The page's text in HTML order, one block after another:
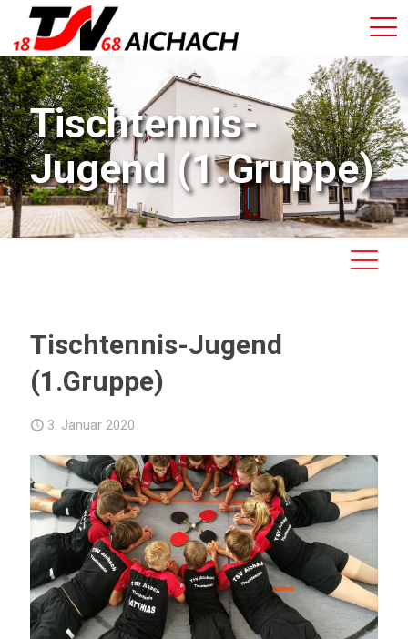
Tischtennis-
Jugend (1.Gruppe)
Tischtennis-Jugend
(1.Gruppe)
3. Januar 2020